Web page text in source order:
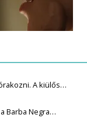
A kiülős…
Barba Negra…